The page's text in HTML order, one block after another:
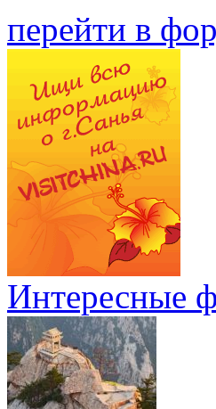
перейти в
Интересные